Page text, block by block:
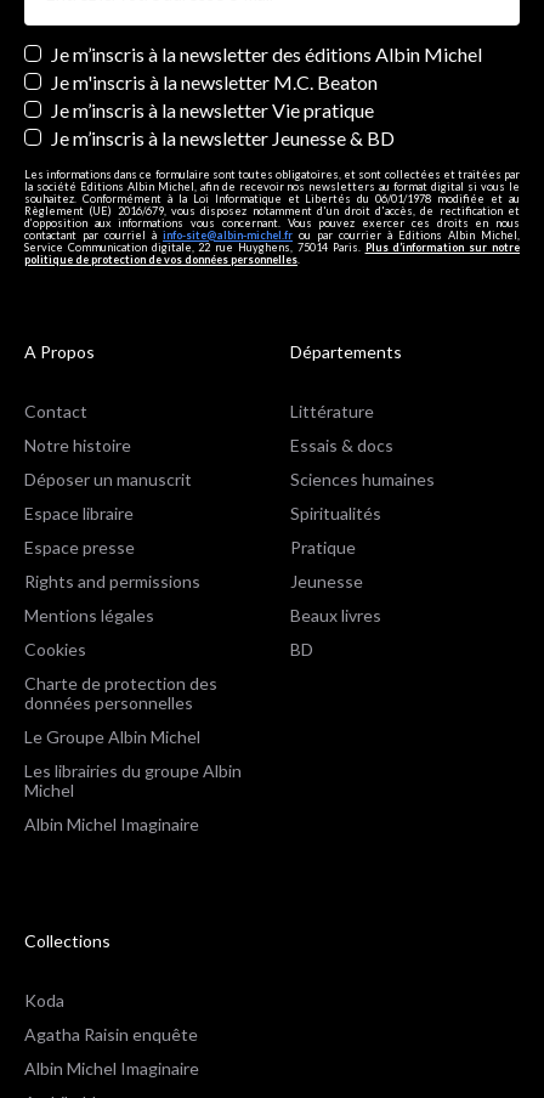
Newsletters
Je m’inscris à la newsletter des éditions Albin Michel
Je m'inscris à la newsletter M.C. Beaton
Je m’inscris à la newsletter Vie pratique
Je m’inscris à la newsletter Jeunesse & BD
Les informations dans ce formulaire sont toutes obligatoires, et sont collectées et traitées par
la société Editions Albin Michel, afin de recevoir nos newsletters au format digital si vous le
souhaitez. Conformément à la Loi Informatique et Libertés du 06/01/1978 modifiée et au
Règlement (UE) 2016/679, vous disposez notamment d'un droit d'accès, de rectification et
d’opposition aux informations vous concernant. Vous pouvez exercer ces droits en nous
contactant par courriel à info-site@albin-michel.fr ou par courrier à Editions Albin Michel,
Service Communication digitale, 22 rue Huyghens, 75014 Paris. Plus d’information sur notre
politique de protection de vos données personnelles
A Propos
Contact
Notre histoire
Déposer un manuscrit
Espace libraire
Espace presse
Rights and permissions
Mentions légales
Cookies
Charte de protection des
données personnelles
Le Groupe Albin Michel
Les librairies du groupe Albin
Michel
Albin Michel Imaginaire
Départements
Littérature
Essais & docs
Sciences humaines
Spiritualités
Pratique
Jeunesse
Beaux livres
BD
Collections
Koda
Agatha Raisin enquête
Albin Michel Imaginaire